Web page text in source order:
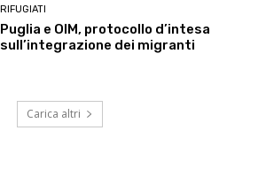
RIFUGIATI
Puglia e OIM, protocollo d’intesa
sull’integrazione dei migranti
Carica altri